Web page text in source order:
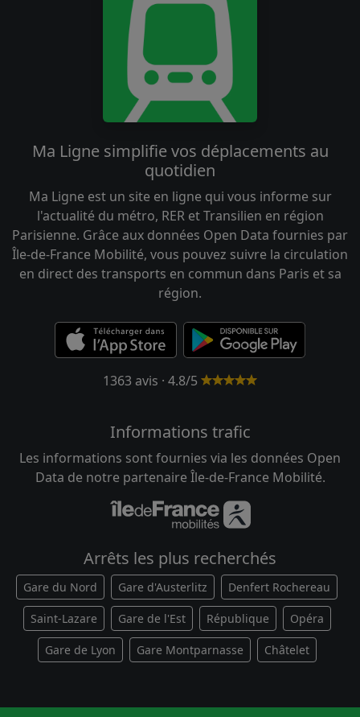
Ma Ligne simplifie vos déplacements au
quotidien
Ma Ligne est un site en ligne qui vous informe sur
l'actualité du métro, RER et Transilien en région
Parisienne. Grâce aux données Open Data fournies par
Île-de-France Mobilité, vous pouvez suivre la circulation
en direct des transports en commun dans Paris et sa
région.
1363 avis · 4.8/5
Informations trafic
Les informations sont fournies via les données Open
Data de notre partenaire Île-de-France Mobilité.
Arrêts les plus recherchés
Gare du Nord Gare d'Austerlitz Denfert Rochereau
Saint-Lazare Gare de l'Est République Opéra
Gare de Lyon Gare Montparnasse Châtelet